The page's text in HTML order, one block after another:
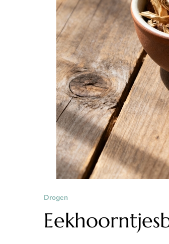
Drogen